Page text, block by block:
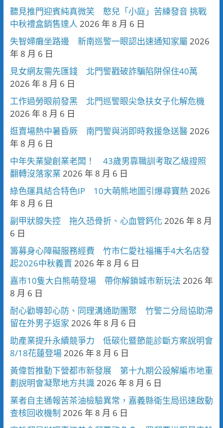
聽見推門迎賓純真微笑 憨兒「小庭」苦練發音 挑戰
中秋禮盒銷售達人 2026 年 8 月 6 日
失智婦癱坐路邊 新南巡警一眼認出速通知家屬 2026
年 8 月 6 日
見女網友需先匯錢 北門警戳破詐騙陷阱保住40萬
2026 年 8 月 6 日
工作過勞眼前發黑 北門巡警眼尖急扶女子化解危機
2026 年 8 月 6 日
逛賣場熱中暑昏厥 南門警與消即時救援急送醫 2026
年 8 月 6 日
中年失業變創業老闆！ 43歲男靠職訓考取乙級證照
翻轉沒落家業 2026 年 8 月 6 日
綠色運具結合特色IP 10大萌熊地圖引爆尋寶熱 2026
年 8 月 6 日
副甲狀腺失控 拖久恐骨折、心血管鈣化 2026 年 8 月
6 日
籌募身心障礙服務經費 竹市仁愛社福攜手4大名店發
起2026中秋義賣 2026 年 8 月 6 日
嘉市10隻大白熊萌登場 帶你解鎖城市新玩法 2026 年
8 月 6 日
耐心勸導卸心防、同理溝通助團聚 竹警二分局協助滯
留在外男子返家 2026 年 8 月 6 日
助產業提升永續競爭力 低碳化暨節能診斷方案說明會
8/18花蓮登場 2026 年 8 月 6 日
黃偉哲推動下營都市新發展 第十九期公設解編市地重
劃說明會凝聚地方共識 2026 年 8 月 6 日
業者自主通報苦茶油檢驗異常，嘉義縣衛生局迅速啟動
查核回收機制 2026 年 8 月 6 日